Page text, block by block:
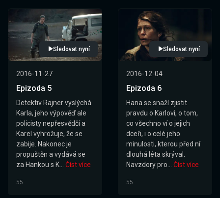
Sledovat nyní
2016-11-27
Epizoda 5
Detektiv Rajner vyslýchá
Karla, jeho výpověď ale
policisty nepřesvědčí a
Karel vyhrožuje, že se
zabije. Nakonec je
propuštěn a vydává se
za Hankou s K... Číst více
55
Sledovat nyní
2016-12-04
Epizoda 6
Hana se snaží zjistit
pravdu o Karlovi, o tom,
co všechno ví o jejich
dceři, i o celé jeho
minulosti, kterou před ní
dlouhá léta skrýval.
Navzdory pro... Číst více
55